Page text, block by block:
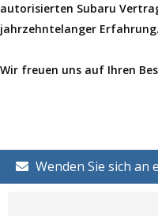
autorisierten Subaru
jahrzehntelanger Erfahrung.
Wir freuen uns auf Ihren
Wenden Sie sich an